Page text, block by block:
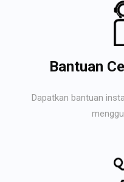
Bantuan
Dapatkan bantuan